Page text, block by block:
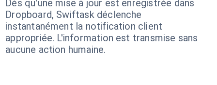
Dès qu'une mise à jour est enregistrée dans
Dropboard, Swiftask déclenche
instantanément la notification client
appropriée. L'information est transmise sans
aucune action humaine.